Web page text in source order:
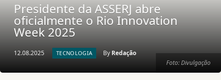
Foto: Divulgação
Presidente da ASSERJ abre
oficialmente o Rio Innovation
Week 2025
12.08.2025 TECNOLOGIA By Redação